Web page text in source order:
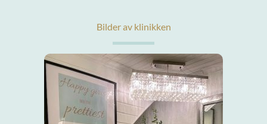
Bilder av klinikken